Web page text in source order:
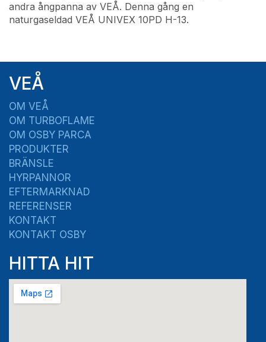
andra ångpanna av VEÅ. Denna gång en
naturgaseldad VEÅ UNIVEX 10PD H-13.
VEÅ
OM VEÅ
OM TURBOFLAME
OM OSBY PARCA
PRODUKTER
BRÄNSLE
HYRPANNOR
EFTERMARKNAD
REFERENSER
KONTAKT
KONTAKT OSBY
HITTA HIT